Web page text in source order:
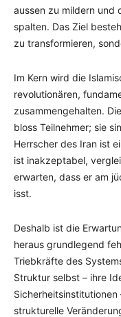
aussen zu mildern und
spalten. Das Ziel
zu transformieren,
Im Kern wird die
revolutionären,
zusammengehalten.
bloss Teilnehmer; sie
Herrscher des Iran ist
ist inakzeptabel,
erwarten, dass er am
isst.
Deshalb ist die
heraus grundlegend
Triebkräfte des
Struktur selbst – ihre
strukturelle